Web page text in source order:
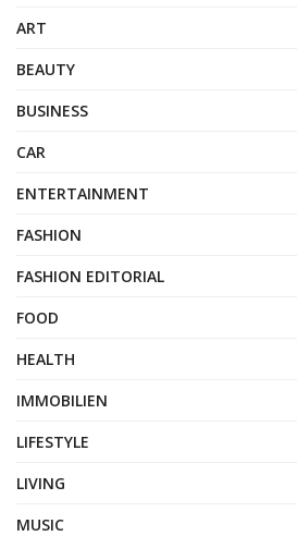
ART
BEAUTY
BUSINESS
CAR
ENTERTAINMENT
FASHION
FASHION EDITORIAL
FOOD
HEALTH
IMMOBILIEN
LIFESTYLE
LIVING
MUSIC